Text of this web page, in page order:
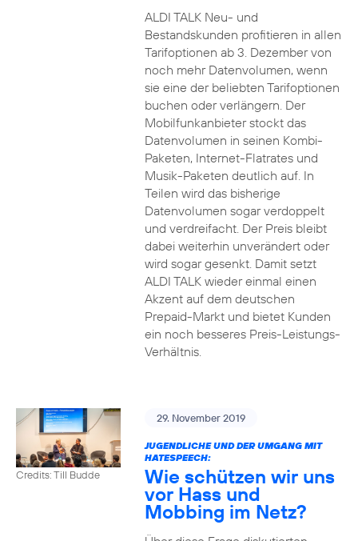
ALDI TALK Neu- und
Bestandskunden profitieren in allen
Tarifoptionen ab 3. Dezember von
noch mehr Datenvolumen, wenn
sie eine der beliebten Tarifoptionen
buchen oder verlängern. Der
Mobilfunkanbieter stockt das
Datenvolumen in seinen Kombi-
Paketen, Internet-Flatrates und
Musik-Paketen deutlich auf. In
Teilen wird das bisherige
Datenvolumen sogar verdoppelt
und verdreifacht. Der Preis bleibt
dabei weiterhin unverändert oder
wird sogar gesenkt. Damit setzt
ALDI TALK wieder einmal einen
Akzent auf dem deutschen
Prepaid-Markt und bietet Kunden
ein noch besseres Preis-Leistungs-
Verhältnis.
Credits: Till Budde
29. November 2019
JUGENDLICHE UND DER UMGANG MIT
HATESPEECH:
Wie schützen wir uns
vor Hass und
Mobbing im Netz?